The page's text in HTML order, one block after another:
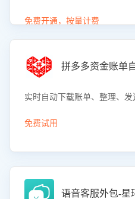
购买意向，深度洞察决策动因
度、客服转化能力及销售业绩
免费开通，按量计费
拼多多资金账单
实时自动下载账单、整理、发
免费试用
语音客服外包-星